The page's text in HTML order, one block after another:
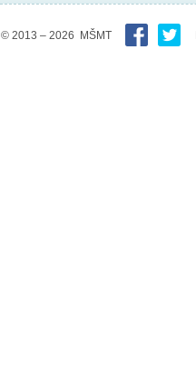
© 2013 – 2026 MŠMT